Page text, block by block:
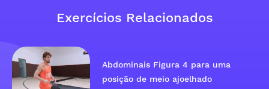
Exercícios Relacionados
Abdominais Figura 4 para uma
posição de meio ajoelhado